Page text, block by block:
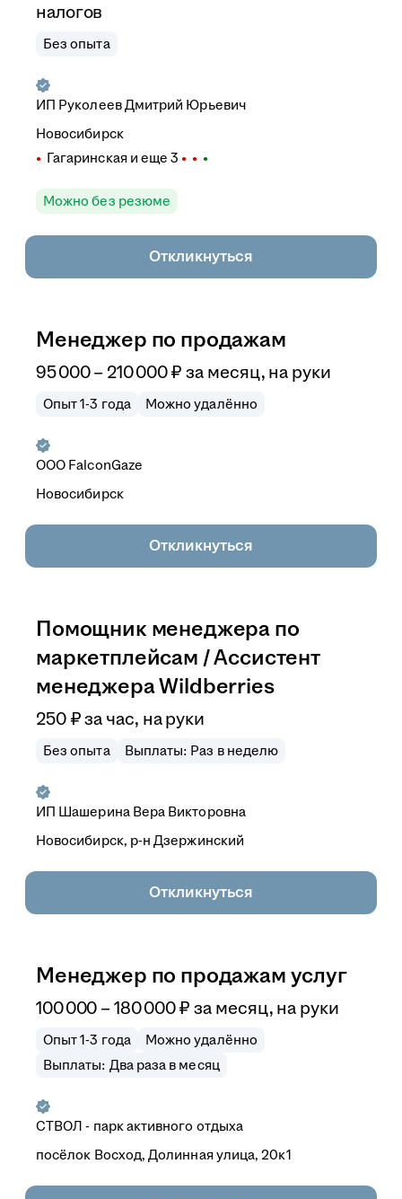
налогов
Без опыта
ИП Руколеев Дмитрий Юрьевич
Новосибирск
Гагаринская и еще 3
Можно без резюме
Откликнуться
Менеджер по продажам
95 000– 210 000₽ за месяц, на руки
Опыт 1-3 года Можно удалённо
ООО FalconGaze
Новосибирск
Откликнуться
Помощник менеджера по
маркетплейсам / Ассистент
менеджера Wildberries
250 ₽ за час, на руки
Без опыта Выплаты: Раз в неделю
ИП Шашерина Вера Викторовна
Новосибирск, р-н Дзержинский
Откликнуться
Менеджер по продажам услуг
100 000 –180 000₽ за месяц, на руки
Опыт 1-3 года
Можно удалённо
Выплаты: Два раза в месяц
СТВОЛ - парк активного отдыха
посёлок Восход, Долинная улица, 20к1